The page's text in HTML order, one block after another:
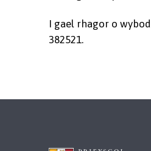
I gael rhagor o
382521.